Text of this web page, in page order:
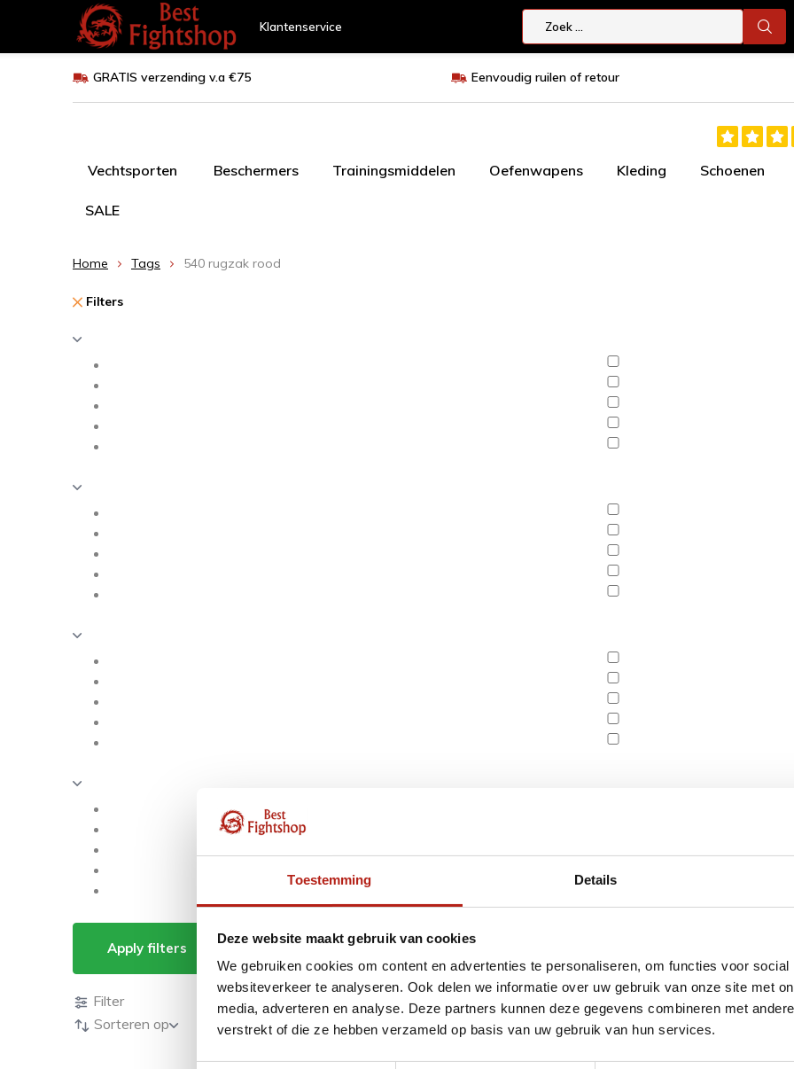
Toestemming Details
Deze website maakt gebruik van cookies
We gebruiken cookies om content en advertenties te personaliseren, om functies voor
websiteverkeer te analyseren. Ook delen we informatie over uw gebruik van onze site met
media, adverteren en analyse. Deze partners kunnen deze gegevens combineren met
verstrekt of die ze hebben verzameld op basis van uw gebruik van hun services.
Klantenservice
GRATIS verzending v.a €75 Eenvoudig ruilen of retour
Vechtsporten Beschermers Trainingsmiddelen Oefenwapens Kleding Schoenen
SALE
Home Tags 540 rugzak rood
Filters
Apply filters Producten getagd met 540 rugzak rood
Producten
Filter
Sorteren op